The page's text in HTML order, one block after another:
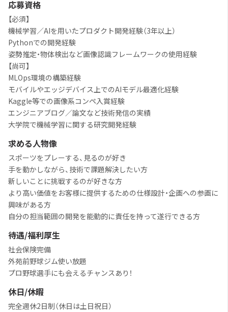
応募資格
【必須】
機械学習／AIを用いたプロダクト開発経験（3年以上）
Pythonでの開発経験
姿勢推定・物体検出など画像認識フレームワークの使用経験
【尚可】
MLOps環境の構築経験
モバイルやエッジデバイス上でのAIモデル最適化経験
Kaggle等での画像系コンペ入賞経験
エンジニアブログ／論文など技術発信の実績
大学院で機械学習に関する研究開発経験
求める人物像
スポーツをプレーする、見るのが好き
手を動かしながら、技術で課題解決したい方
新しいことに挑戦するのが好きな方
より高い価値をお客様に提供するための仕様設計・企画への参画に
興味がある方
自分の担当範囲の開発を能動的に責任を持って遂行できる方
待遇/福利厚生
社会保険完備
外苑前野球ジム使い放題
プロ野球選手にも会えるチャンスあり！
休日/休暇
完全週休2日制（休日は土日祝日）